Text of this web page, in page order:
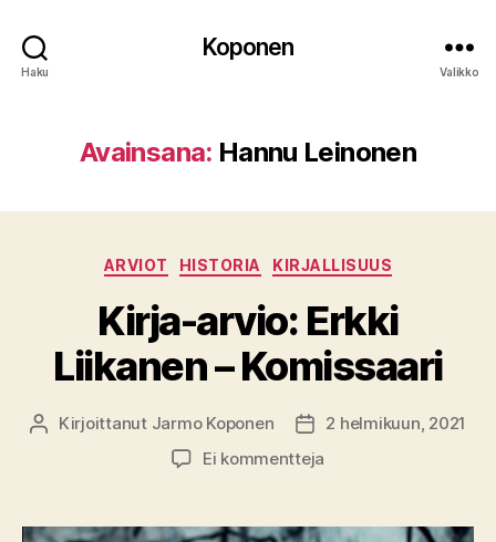
Haku
Koponen
Valikko
Avainsana: Hannu Leinonen
Kategoriat
ARVIOT HISTORIA KIRJALLISUUS
Kirja-arvio: Erkki
Liikanen – Komissaari
Kirjoittaja
Kirjoittanut Jarmo Koponen Julkaisupäivämäärä
2 helmikuun, 2021
Ei kommentteja
Erkki